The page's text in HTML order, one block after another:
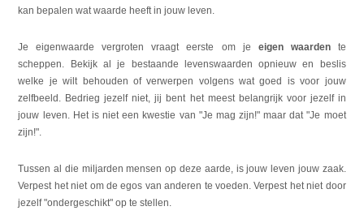
kan bepalen wat waarde heeft in jouw leven.
Je eigenwaarde vergroten vraagt eerste om je eigen waardente
scheppen. Bekijk al je bestaande levenswaarden opnieuw en beslis
welke je wilt behouden of verwerpen volgens wat goed is voor jouw
zelfbeeld. Bedrieg jezelf niet, jij bent het meest belangrijk voor jezelf in
jouw leven. Het is niet een kwestie van "Je mag zijn!" maar dat "Je moet
zijn!".
Tussen al die miljarden mensen op deze aarde, is jouw leven jouw zaak.
Verpest het niet om de egos van anderen te voeden. Verpest het niet door
jezelf "ondergeschikt" op te stellen.